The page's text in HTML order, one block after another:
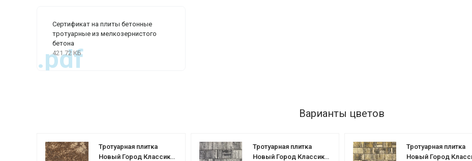
Сертификат на плиты бетонные
тротуарные из мелкозернистого
бетона
421.72 КБ
.pdf
Варианты цветов
Тротуарная плитка
Новый Город Классик
Тротуарная плитка
Новый Город Классик
Тротуарная плитка
Новый Город